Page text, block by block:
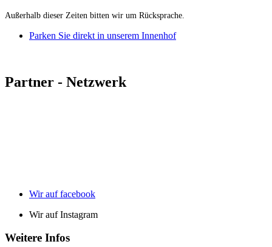
Außerhalb dieser Zeiten bitten wir um Rücksprache.
Parken Sie direkt in unserem Innenhof
Partner - Netzwerk
Wir auf facebook
Wir auf Instagram
Weitere Infos